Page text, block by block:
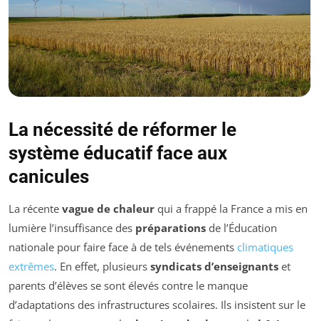
La nécessité de réformer le
système éducatif face aux
canicules
La récente vague de chaleur qui a frappé la France a mis en
lumière l’insuffisance des préparations de l’Éducation
nationale pour faire face à de tels événements climatiques
extrêmes. En effet, plusieurs syndicats d’enseignants et
parents d’élèves se sont élevés contre le manque
d’adaptations des infrastructures scolaires. Ils insistent sur le